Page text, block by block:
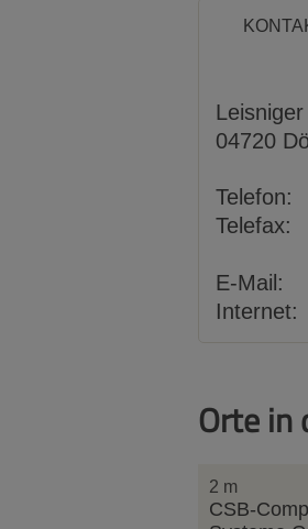
04720
Telefon:
Telefax:
E-Mail:
Internet:
Orte in
2 m
CSB-